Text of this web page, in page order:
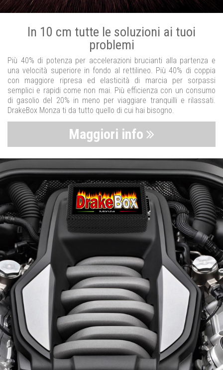
In 10 cm tutte le soluzioni ai tuoi
problemi
Più 40% di potenza per accelerazioni brucianti alla partenza e
una velocità superiore in fondo al rettilineo. Più 40% di coppia
con maggiore ripresa ed elasticità di marcia per sorpassi
semplici e rapidi come non mai. Più efficienza con un consumo
di gasolio del 20% in meno per viaggiare tranquilli e rilassati.
DrakeBox Monza ti da tutto quello di cui hai bisogno.
Maggiori info